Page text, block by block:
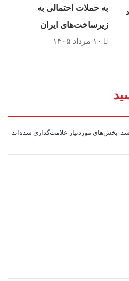
به حملات احتمالی به
زیرساخت‌های ایران
۱۰ مرداد ۱۴۰۵
بخش‌های موردنیاز علامت‌گذاری شده‌اند